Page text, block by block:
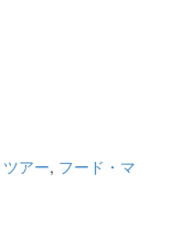
ツアー, フード・マ